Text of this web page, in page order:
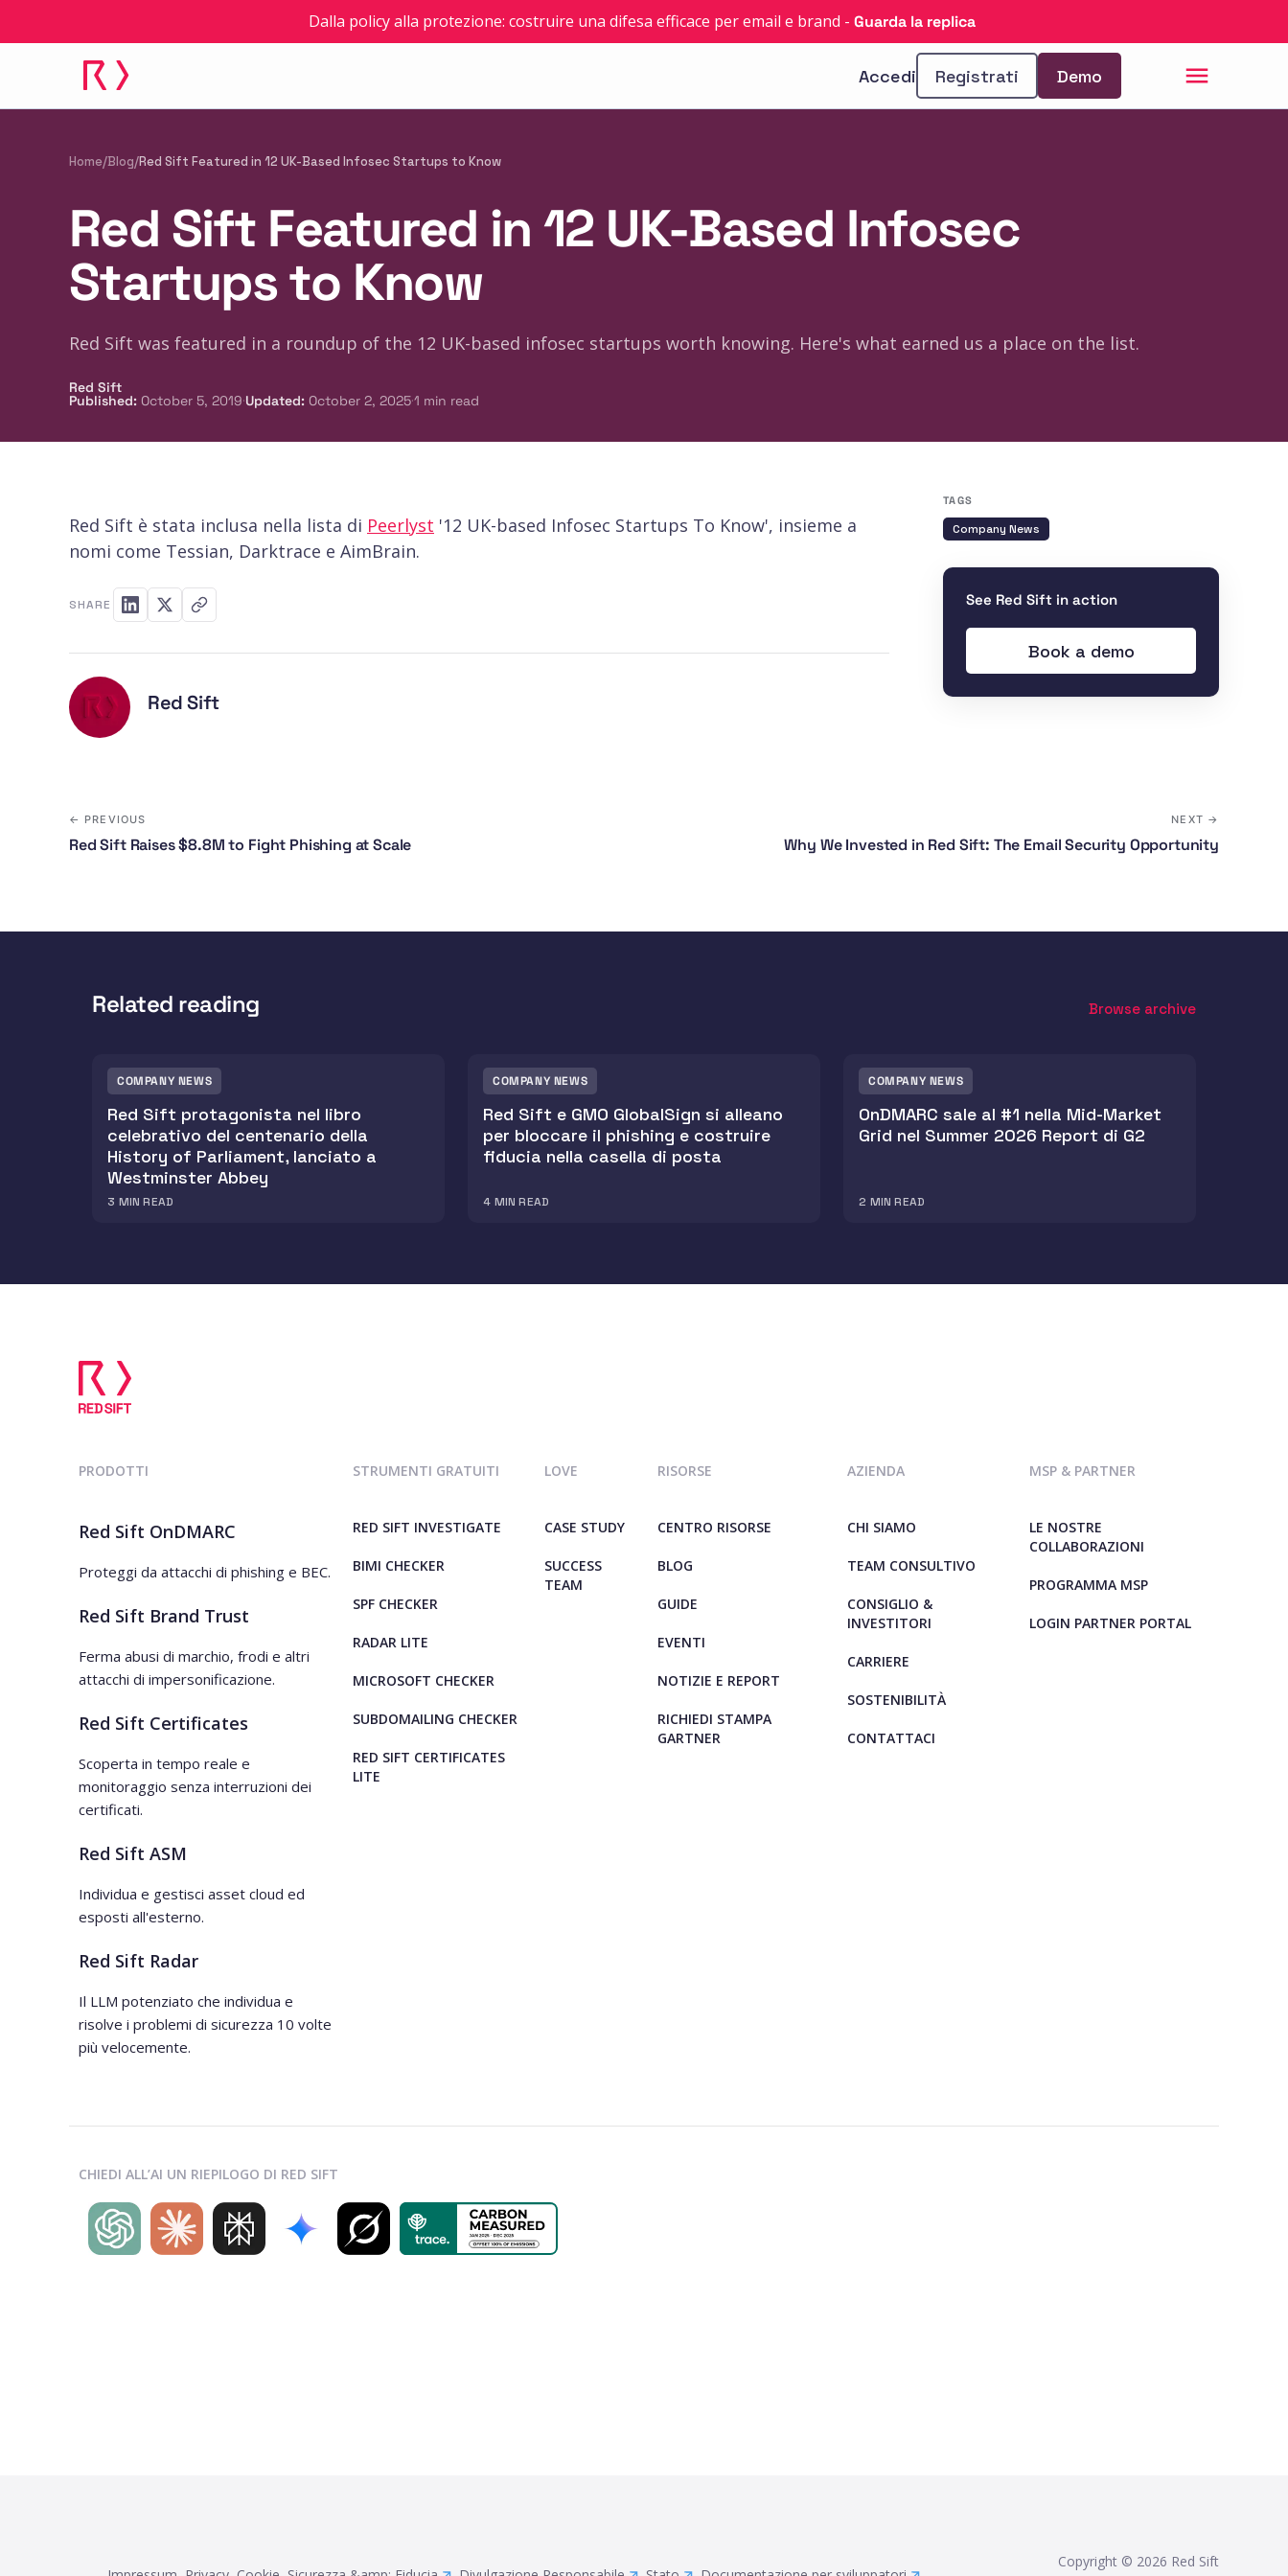
Dalla policy alla protezione: costruire una difesa efficace per email e brand - Guarda la replica
Accedi Registrati Demo
Home/Blog/Red Sift Featured in 12 UK-Based Infosec Startups to Know
Red Sift Featured in 12 UK-Based Infosec
Startups to Know
Red Sift was featured in a roundup of the 12 UK-based infosec startups worth knowing. Here's what earned us a place on the list.
Red Sift
Published: October 5, 2019·Updated: October 2, 2025·1 min read
Red Sift è stata inclusa nella lista di Peerlyst '12 UK-based Infosec Startups To Know', insieme a
nomi come Tessian, Darktrace e AimBrain.
SHARE
Red Sift
TAGS
Company News
See Red Sift in action
Book a demo
← PREVIOUS
Red Sift Raises $8.8M to Fight Phishing at Scale
NEXT →
Why We Invested in Red Sift: The Email Security Opportunity
Related reading Browse archive
COMPANY NEWS
Red Sift protagonista nel libro
celebrativo del centenario della
History of Parliament, lanciato a
Westminster Abbey
3 MIN READ
COMPANY NEWS
Red Sift e GMO GlobalSign si alleano
per bloccare il phishing e costruire
fiducia nella casella di posta
4 MIN READ
COMPANY NEWS
OnDMARC sale al #1 nella Mid-Market
Grid nel Summer 2026 Report di G2
2 MIN READ
PRODOTTI
Red Sift OnDMARC
Proteggi da attacchi di phishing e BEC.
Red Sift Brand Trust
Ferma abusi di marchio, frodi e altri
attacchi di impersonificazione.
Red Sift Certificates
Scoperta in tempo reale e
monitoraggio senza interruzioni dei
certificati.
Red Sift ASM
Individua e gestisci asset cloud ed
esposti all'esterno.
Red Sift Radar
Il LLM potenziato che individua e
risolve i problemi di sicurezza 10 volte
più velocemente.
STRUMENTI GRATUITI
RED SIFT INVESTIGATE
BIMI CHECKER
SPF CHECKER
RADAR LITE
MICROSOFT CHECKER
SUBDOMAILING CHECKER
RED SIFT CERTIFICATES
LITE
LOVE
CASE STUDY
SUCCESS
TEAM
RISORSE
CENTRO RISORSE
BLOG
GUIDE
EVENTI
NOTIZIE E REPORT
RICHIEDI STAMPA
GARTNER
AZIENDA
CHI SIAMO
TEAM CONSULTIVO
CONSIGLIO &
INVESTITORI
CARRIERE
SOSTENIBILITÀ
CONTATTACI
MSP & PARTNER
LE NOSTRE
COLLABORAZIONI
PROGRAMMA MSP
LOGIN PARTNER PORTAL
CHIEDI ALL’AI UN RIEPILOGO DI RED SIFT
Copyright © 2026 Red Sift